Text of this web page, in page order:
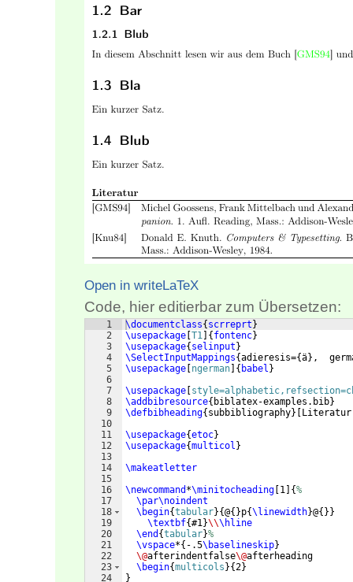
Open in writeLaTeX
Code, hier editierbar zum Übersetzen:
1
2
3
4
5
6
7
8
9
10
11
12
13
14
15
16
17
18
19
20
21
22
23
24
\documentclass{ scrreprt }
\usepackage T1 { fontenc}
\usepackage{ selinput }
\SelectInputMappings{adieresis={ä} ,
\usepackage ngerman { babel }
\usepackage
\addbibresource{ biblatex-examples.bib}
\defbibheading{ subbibliography} Literatur
\usepackage{etoc}
\usepackage{multicol }
\makeatletter
\newcommand *\minitocheading 1 {%
\par\noindent
\begin{tabular}{@{ }p{\linewidth}@{ }}
\textbf{#1}\\\hline
\end {tabular}%
\vspace*{ -.5\baselineskip}
\@afterindentfalse\@afterheading
\begin{multicols }{2}
}